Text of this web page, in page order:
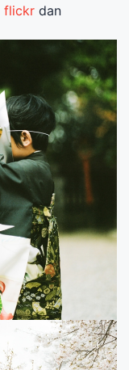
flickr dan